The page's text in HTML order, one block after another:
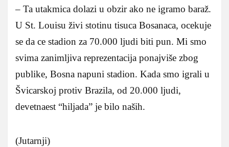
– Ta utakmica dolazi u obzir ako ne igramo baraž.
U St. Louisu živi stotinu tisuca Bosanaca, ocekuje
se da ce stadion za 70.000 ljudi biti pun. Mi smo
svima zanimljiva reprezentacija ponajviše zbog
publike, Bosna napuni stadion. Kada smo igrali u
Švicarskoj protiv Brazila, od 20.000 ljudi,
devetnaest “hiljada” je bilo naših.
(Jutarnji)